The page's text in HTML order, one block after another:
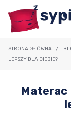
STRONA GŁÓWNA /
LEPSZY DLA CIEBIE?
Materac